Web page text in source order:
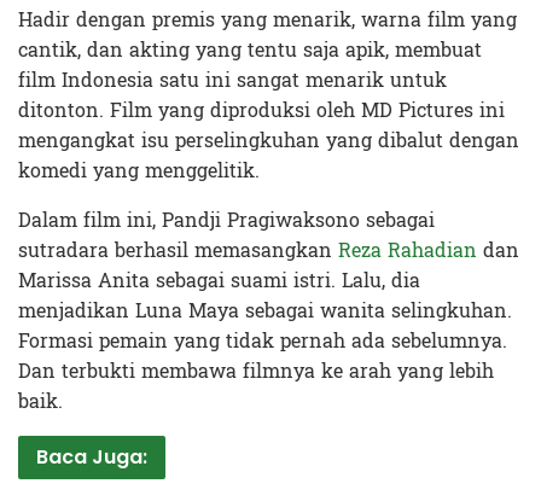
Hadir dengan premis yang menarik, warna film yang
cantik, dan akting yang tentu saja apik, membuat
film Indonesia satu ini sangat menarik untuk
ditonton. Film yang diproduksi oleh MD Pictures ini
mengangkat isu perselingkuhan yang dibalut dengan
komedi yang menggelitik.
Dalam film ini, Pandji Pragiwaksono sebagai
sutradara berhasil memasangkan Reza Rahadian dan
Marissa Anita sebagai suami istri. Lalu, dia
menjadikan Luna Maya sebagai wanita selingkuhan.
Formasi pemain yang tidak pernah ada sebelumnya.
Dan terbukti membawa filmnya ke arah yang lebih
baik.
Baca Juga: